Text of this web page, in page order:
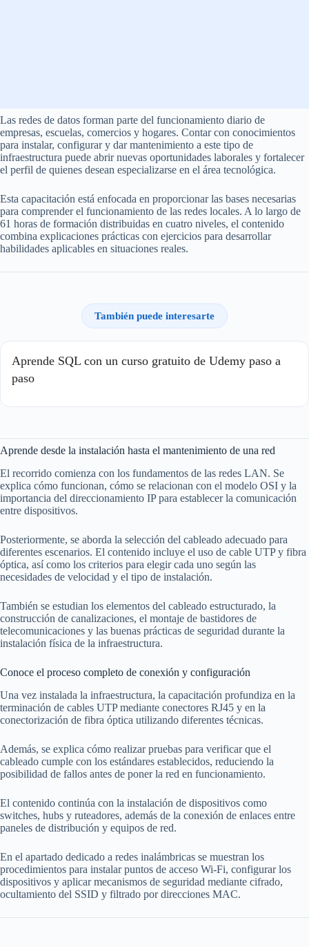
Las redes de datos forman parte del funcionamiento diario de
empresas, escuelas, comercios y hogares. Contar con conocimientos
para instalar, configurar y dar mantenimiento a este tipo de
infraestructura puede abrir nuevas oportunidades laborales y fortalecer
el perfil de quienes desean especializarse en el área tecnológica.
Esta capacitación está enfocada en proporcionar las bases necesarias
para comprender el funcionamiento de las redes locales. A lo largo de
61 horas de formación distribuidas en cuatro niveles, el contenido
combina explicaciones prácticas con ejercicios para desarrollar
habilidades aplicables en situaciones reales.
También puede interesarte
Aprende SQL con un curso gratuito de Udemy paso a
paso
Aprende desde la instalación hasta el mantenimiento de una red
El recorrido comienza con los fundamentos de las redes LAN. Se
explica cómo funcionan, cómo se relacionan con el modelo OSI y la
importancia del direccionamiento IP para establecer la comunicación
entre dispositivos.
Posteriormente, se aborda la selección del cableado adecuado para
diferentes escenarios. El contenido incluye el uso de cable UTP y fibra
óptica, así como los criterios para elegir cada uno según las
necesidades de velocidad y el tipo de instalación.
También se estudian los elementos del cableado estructurado, la
construcción de canalizaciones, el montaje de bastidores de
telecomunicaciones y las buenas prácticas de seguridad durante la
instalación física de la infraestructura.
Conoce el proceso completo de conexión y configuración
Una vez instalada la infraestructura, la capacitación profundiza en la
terminación de cables UTP mediante conectores RJ45 y en la
conectorización de fibra óptica utilizando diferentes técnicas.
Además, se explica cómo realizar pruebas para verificar que el
cableado cumple con los estándares establecidos, reduciendo la
posibilidad de fallos antes de poner la red en funcionamiento.
El contenido continúa con la instalación de dispositivos como
switches, hubs y ruteadores, además de la conexión de enlaces entre
paneles de distribución y equipos de red.
En el apartado dedicado a redes inalámbricas se muestran los
procedimientos para instalar puntos de acceso Wi-Fi, configurar los
dispositivos y aplicar mecanismos de seguridad mediante cifrado,
ocultamiento del SSID y filtrado por direcciones MAC.